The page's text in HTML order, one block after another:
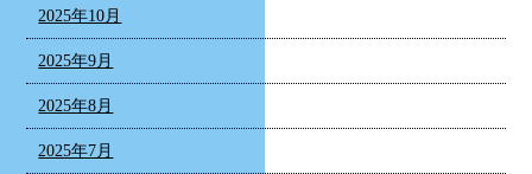
2025年10月
2025年9月
2025年8月
2025年7月